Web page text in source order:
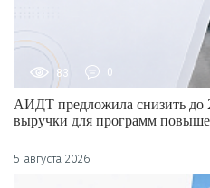
83 0
АИДТ предложила снизить до
выручки для программ
5 августа 2026